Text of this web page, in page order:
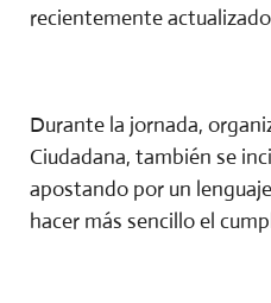
recientemente
Durante la jornada,
Ciudadana, también se
apostando por un
hacer más sencillo el